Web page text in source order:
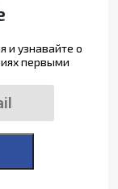
и узнавайте о
первыми